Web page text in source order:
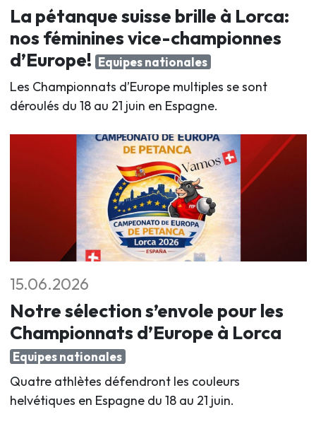
La pétanque suisse brille à Lorca:
nos féminines vice-championnes
d’Europe! Equipes nationales
Les Championnats d’Europe multiples se sont
déroulés du 18 au 21 juin en Espagne.
15.06.2026
Notre sélection s’envole pour les
Championnats d’Europe à Lorca
Equipes nationales
Quatre athlètes défendront les couleurs
helvétiques en Espagne du 18 au 21 juin.